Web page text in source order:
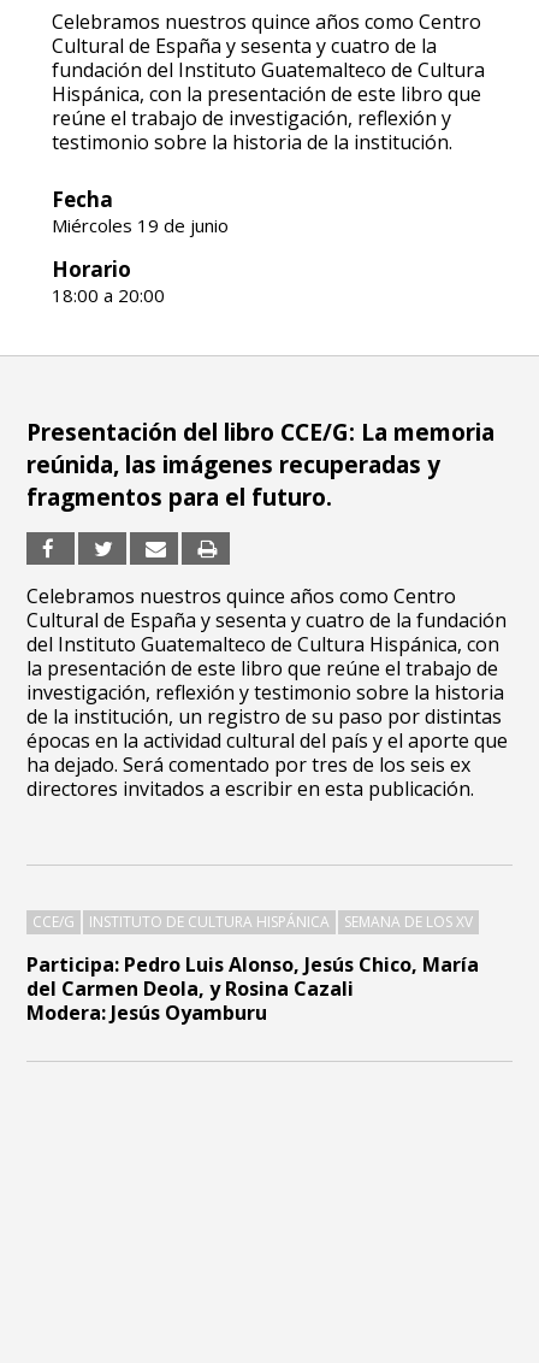
Celebramos nuestros quince años como Centro
Cultural de España y sesenta y cuatro de la
fundación del Instituto Guatemalteco de Cultura
Hispánica, con la presentación de este libro que
reúne el trabajo de investigación, reflexión y
testimonio sobre la historia de la institución.
Fecha
Miércoles 19 de junio
Horario
18:00 a 20:00
Participa: Pedro Luis Alonso, Jesús Chico, María
del Carmen Deola, y Rosina Cazali
Modera: Jesús Oyamburu
Presentación del libro CCE/G: La memoria
reúnida, las imágenes recuperadas y
fragmentos para el futuro.
Celebramos nuestros quince años como Centro
Cultural de España y sesenta y cuatro de la fundación
del Instituto Guatemalteco de Cultura Hispánica, con
la presentación de este libro que reúne el trabajo de
investigación, reflexión y testimonio sobre la historia
de la institución, un registro de su paso por distintas
épocas en la actividad cultural del país y el aporte que
ha dejado. Será comentado por tres de los seis ex
directores invitados a escribir en esta publicación.
CCE/G INSTITUTO DE CULTURA HISPÁNICA SEMANA DE LOS XV